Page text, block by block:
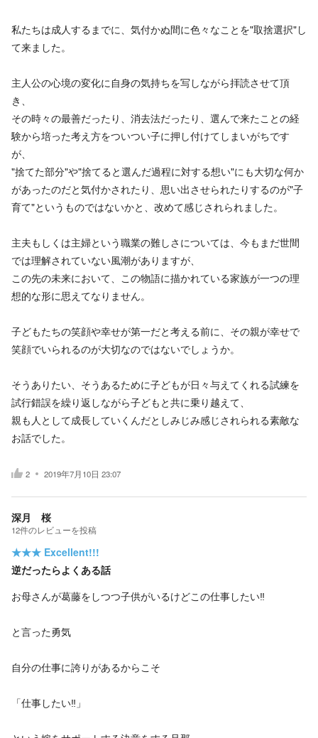
私たちは成人するまでに、気付かぬ間に色々なことを"取捨選択"し
て来ました。
主人公の心境の変化に自身の気持ちを写しながら拝読させて頂
き、
その時々の最善だったり、消去法だったり、選んで来たことの経
験から培った考え方をついつい子に押し付けてしまいがちです
が、
"捨てた部分"や"捨てると選んだ過程に対する想い"にも大切な何か
があったのだと気付かされたり、思い出させられたりするのが"子
育て"というものではないかと、改めて感じされられました。
主夫もしくは主婦という職業の難しさについては、今もまだ世間
では理解されていない風潮がありますが、
この先の未来において、この物語に描かれている家族が一つの理
想的な形に思えてなりません。
子どもたちの笑顔や幸せが第一だと考える前に、その親が幸せで
笑顔でいられるのが大切なのではないでしょうか。
そうありたい、そうあるために子どもが日々与えてくれる試練を
試行錯誤を繰り返しながら子どもと共に乗り越えて、
親も人として成長していくんだとしみじみ感じされられる素敵な
お話でした。
2 2019年7月10日 23:07
深月 桜
12件のレビューを投稿
★★★ Excellent!!!
逆だったらよくある話
お母さんが葛藤をしつつ子供がいるけどこの仕事したい‼️
と言った勇気
自分の仕事に誇りがあるからこそ
「仕事したい‼️」